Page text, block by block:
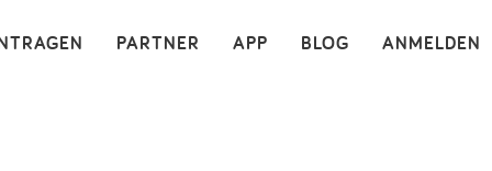
ANMELDEN
BLOG
APP
PARTNER ×